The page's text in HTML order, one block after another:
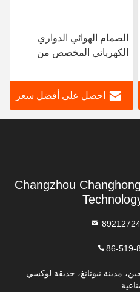
الصمام الهوائي الدواري
الكهربائي المخصص من
احصل على أفضل سعر
Changzhou
86-519-
مدينة نيوتانغ، حديقة لوكسي